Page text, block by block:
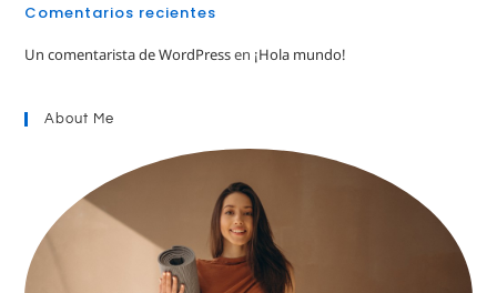
Comentarios recientes
Un comentarista de WordPressen ¡Hola mundo!
About Me